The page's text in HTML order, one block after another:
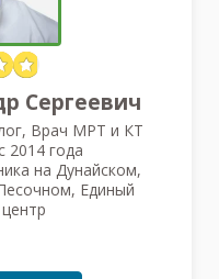
Сергеевич
Врач МРТ и КТ
2014 года
на Дунайском,
Единый